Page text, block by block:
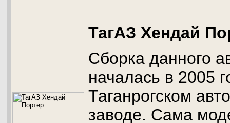
ТагАЗ Хендай
Сборка данного
началась в 2005
Таганрогском
заводе. Сама